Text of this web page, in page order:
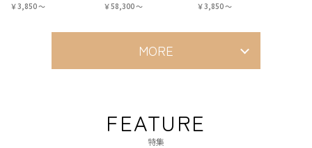
￥3,850 〜
￥58,300 〜
￥3,850 〜
MORE
FEATURE
特集